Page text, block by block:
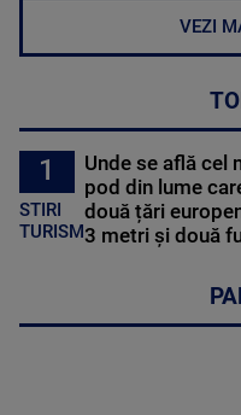
VEZI
1
STIRI
TURISM
Unde se află cel
pod din lume
două țări
3 metri și două